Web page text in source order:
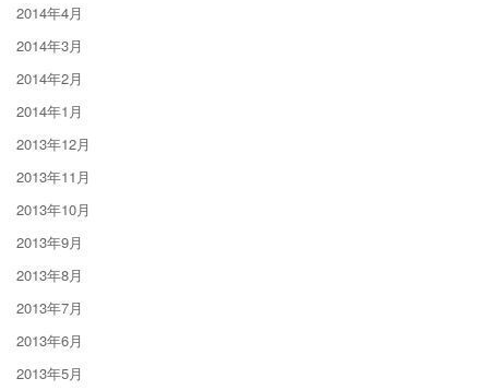
2014年4月
2014年3月
2014年2月
2014年1月
2013年12月
2013年11月
2013年10月
2013年9月
2013年8月
2013年7月
2013年6月
2013年5月